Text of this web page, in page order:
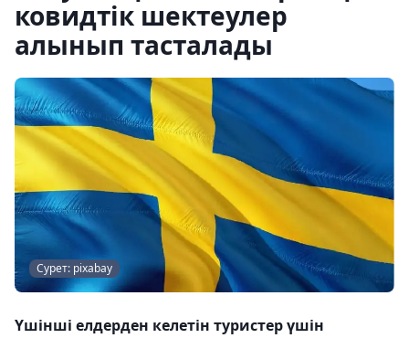
ковидтік шектеулер
алынып тасталады
Сурет: pixabay
Үшінші елдерден келетін туристер үшін